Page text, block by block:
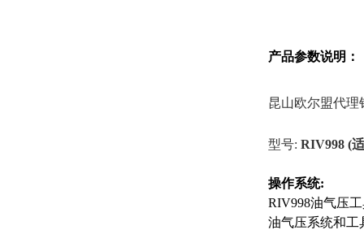
产品参数说明：
昆山欧尔盟代
型号: RIV998 (
操作系统:
RIV998油气压
油气压系统和工